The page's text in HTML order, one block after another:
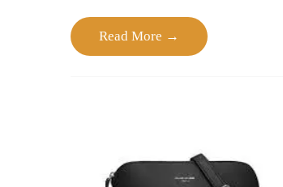
Read More →